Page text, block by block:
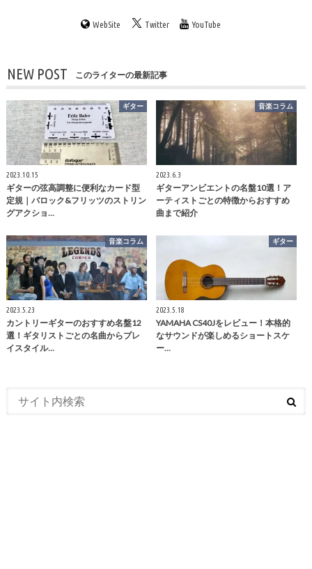
WebSite Twitter YouTube
NEW POST このライターの最新記事
ギター
2023.10.15
ギターの弦高調整に便利なカード型
定規｜バロック&フリッツのストリン
グアクショ…
音楽コラム
2023.6.3
ギターアンビエントの名盤10選！ア
ーティストごとの特徴からおすすめ
曲まで紹介
音楽コラム
2023.5.23
カントリーギターのおすすめ名盤12
選！ギタリストごとの名曲からプレ
イスタイル…
ギター
2023.5.18
YAMAHA CS40Jをレビュー！本格的
なサウンドが楽しめるショートスケ
ー…